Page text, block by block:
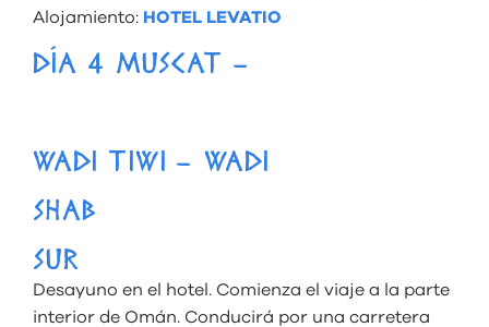
Alojamiento: HOTEL LEVATIO
DÍA 4 MUSCAT –
WADI TIWI – WADI
SHAB
SUR
Desayuno en el hotel. Comienza el viaje a la parte
interior de Omán. Conducirá por una carretera